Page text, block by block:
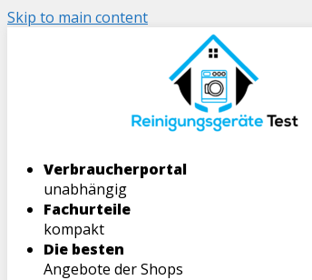
Skip to main content
Verbraucherportal
unabhängig
Fachurteile
kompakt
Die besten
Angebote der Shops